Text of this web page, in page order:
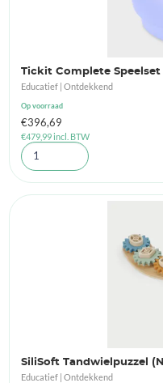
Tickit Complete Speelset
Educatief | Ontdekkend
Op voorraad
€396,69
€479,99incl. BTW
SiliSoft Tandwielpuzzel
Educatief | Ontdekkend